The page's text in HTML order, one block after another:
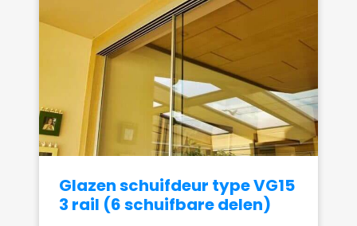
Glazen schuifdeur type VG15
3 rail (6 schuifbare delen)